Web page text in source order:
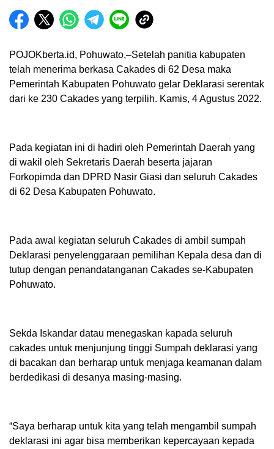
POJOKberta.id, Pohuwato,–Setelah panitia kabupaten
telah menerima berkasa Cakades di 62 Desa maka
Pemerintah Kabupaten Pohuwato gelar Deklarasi serentak
dari ke 230 Cakades yang terpilih. Kamis, 4 Agustus 2022.
Pada kegiatan ini di hadiri oleh Pemerintah Daerah yang
di wakil oleh Sekretaris Daerah beserta jajaran
Forkopimda dan DPRD Nasir Giasi dan seluruh Cakades
di 62 Desa Kabupaten Pohuwato.
Pada awal kegiatan seluruh Cakades di ambil sumpah
Deklarasi penyelenggaraan pemilihan Kepala desa dan di
tutup dengan penandatanganan Cakades se-Kabupaten
Pohuwato.
Sekda Iskandar datau menegaskan kapada seluruh
cakades untuk menjunjung tinggi Sumpah deklarasi yang
di bacakan dan berharap untuk menjaga keamanan dalam
berdedikasi di desanya masing-masing.
“Saya berharap untuk kita yang telah mengambil sumpah
deklarasi ini agar bisa memberikan kepercayaan kepada